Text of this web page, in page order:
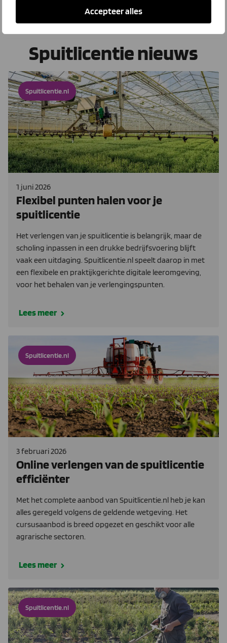
Accepteer alles
Spuitlicentie nieuws
Spuitlicentie.nl
1 juni 2026
Flexibel punten halen voor je
spuitlicentie
Het verlengen van je spuitlicentie is belangrijk, maar de
scholing inpassen in een drukke bedrijfsvoering blijft
vaak een uitdaging. Spuitlicentie.nl speelt daarop in met
een flexibele en praktijkgerichte digitale leeromgeving,
voor het behalen van je verlengingspunten.
Lees meer
Spuitlicentie.nl
3 februari 2026
Online verlengen van de spuitlicentie
efficiënter
Met het complete aanbod van Spuitlicentie.nl heb je kan
alles geregeld volgens de geldende wetgeving. Het
cursusaanbod is breed opgezet en geschikt voor alle
agrarische sectoren.
Lees meer
Spuitlicentie.nl